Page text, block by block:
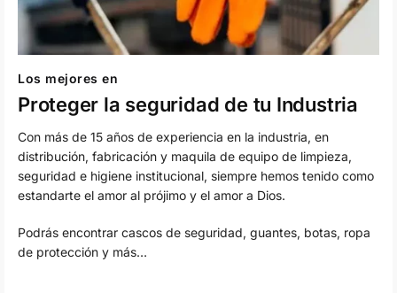
Los mejores en
Proteger la seguridad de tu Industria
Con más de 15 años de experiencia en la industria, en
distribución, fabricación y maquila de equipo de limpieza,
seguridad e higiene institucional, siempre hemos tenido como
estandarte el amor al prójimo y el amor a Dios.
Podrás encontrar cascos de seguridad, guantes, botas, ropa
de protección y más…